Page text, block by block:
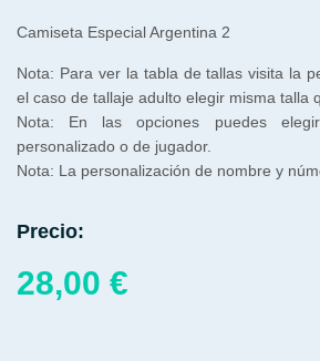
Camiseta Especial Argentina 2
Nota: Para ver la tabla de tallas visita la
el caso de tallaje adulto elegir misma talla
Nota: En las opciones puedes
personalizado o de jugador.
Nota: La personalización de nombre y
Precio:
28,00 €